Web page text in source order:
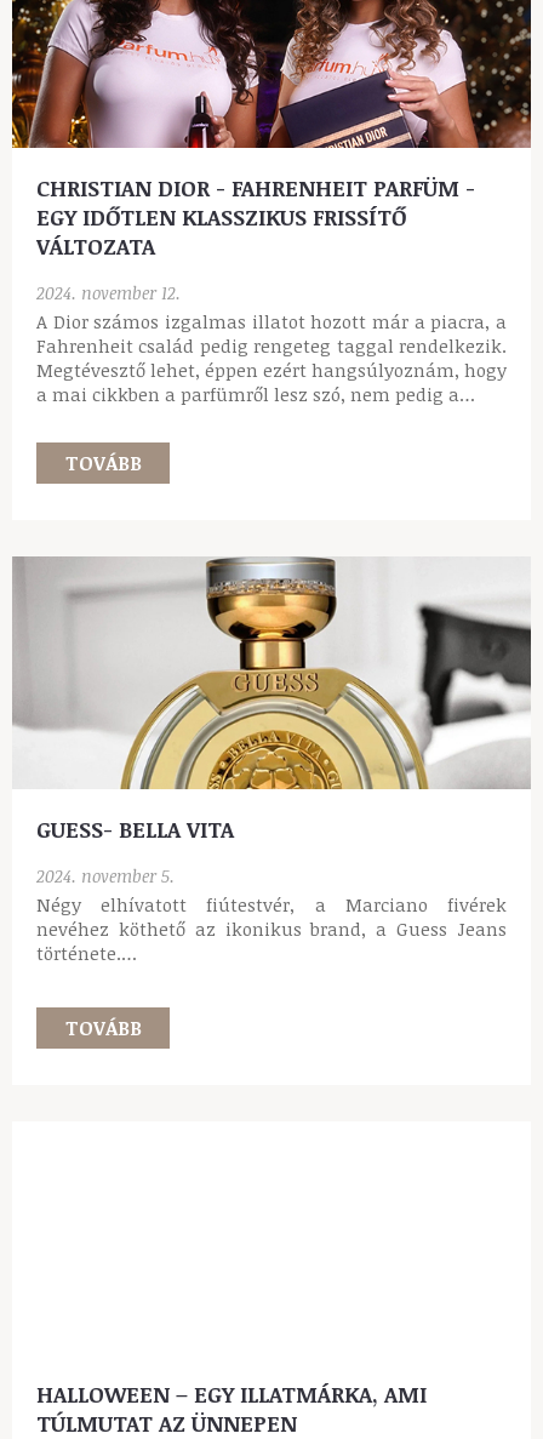
CHRISTIAN DIOR - FAHRENHEIT PARFÜM -
EGY IDŐTLEN KLASSZIKUS FRISSÍTŐ
VÁLTOZATA
2024. november 12.
A Dior számos izgalmas illatot hozott már a piacra, a
Fahrenheit család pedig rengeteg taggal rendelkezik.
Megtévesztő lehet, éppen ezért hangsúlyoznám, hogy
a mai cikkben a parfümről lesz szó, nem pedig a…
TOVÁBB
GUESS- BELLA VITA
2024. november 5.
Négy elhívatott fiútestvér, a Marciano fivérek
nevéhez köthető az ikonikus brand, a Guess Jeans
története.…
TOVÁBB
HALLOWEEN – EGY ILLATMÁRKA, AMI
TÚLMUTAT AZ ÜNNEPEN